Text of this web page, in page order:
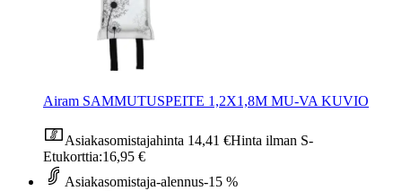
Airam SAMMUTUSPEITE 1,2X1,8M MU-VA KUVIO
Asiakasomistajahinta 14,41 €Hinta ilman S-
Etukorttia:16,95 €
Asiakasomistaja-alennus-15 %